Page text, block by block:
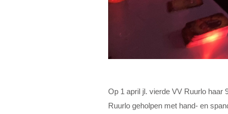
Op 1 april jl. vierde VV Ruurlo haar
Ruurlo geholpen met hand- en